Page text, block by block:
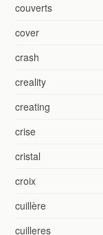
couverts
cover
crash
creality
creating
crise
cristal
croix
cuillère
cuilleres